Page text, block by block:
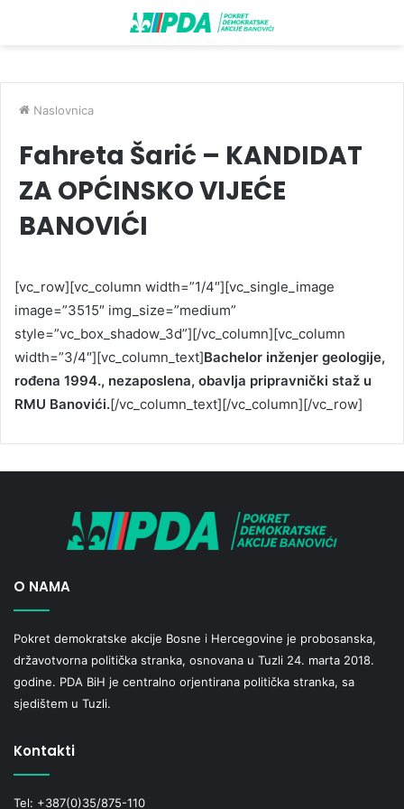
Naslovnica
Fahreta Šarić – KANDIDAT
ZA OPĆINSKO VIJEĆE
BANOVIĆI
[vc_row][vc_column width=”1/4″][vc_single_image
image=”3515″ img_size=”medium”
style=”vc_box_shadow_3d”][/vc_column][vc_column
width=”3/4″][vc_column_text]Bachelor inženjer geologije,
rođena 1994., nezaposlena, obavlja pripravnički staž u
RMU Banovići.[/vc_column_text][/vc_column][/vc_row]
O NAMA
Pokret demokratske akcije Bosne i Hercegovine je probosanska,
državotvorna politička stranka, osnovana u Tuzli 24. marta 2018.
godine. PDA BiH je centralno orjentirana politička stranka, sa
sjedištem u Tuzli.
Kontakti
Tel: +387(0)35/875-110